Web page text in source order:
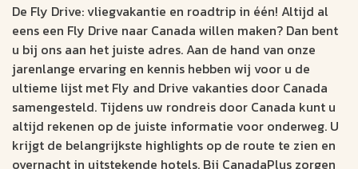
De Fly Drive: vliegvakantie en roadtrip in één! Altijd al
eens een Fly Drive naar Canada willen maken? Dan bent
u bij ons aan het juiste adres. Aan de hand van onze
jarenlange ervaring en kennis hebben wij voor u de
ultieme lijst met Fly and Drive vakanties door Canada
samengesteld. Tijdens uw rondreis door Canada kunt u
altijd rekenen op de juiste informatie voor onderweg. U
krijgt de belangrijkste highlights op de route te zien en
overnacht in uitstekende hotels. Bij CanadaPlus zorgen